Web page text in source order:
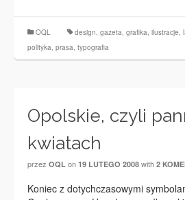
OQL design, gazeta, grafika, ilustracje,
polityka, prasa, typografia
Opolskie, czyli
kwiatach
przez OQL on 19 LUTEGO 2008 with 2
Koniec z dotychczasowymi